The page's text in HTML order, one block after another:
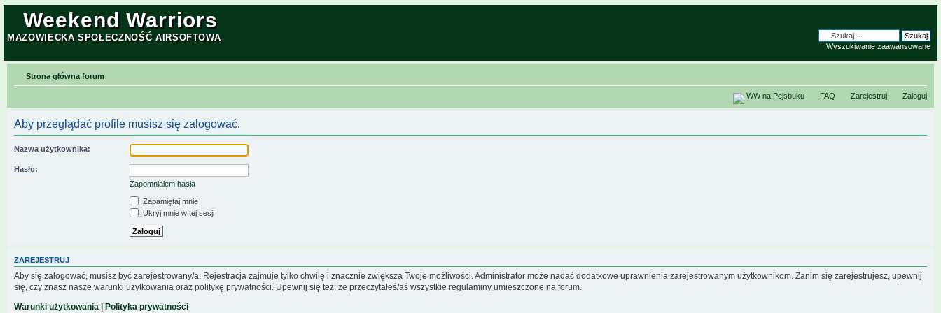
Weekend Warriors
MAZOWIECKA SPOŁECZNOŚĆ AIRSOFTOWA
Wyszukiwanie zaawansowane
Strona główna forum
WW na Pejsbuku FAQ Zarejestruj Zaloguj
Aby przeglądać profile musisz się zalogować.
Nazwa użytkownika:
Hasło:
Zapomniałem hasła
Zapamiętaj mnie
Ukryj mnie w tej sesji
ZAREJESTRUJ
Aby się zalogować, musisz być zarejestrowany/a. Rejestracja zajmuje tylko chwilę i znacznie zwiększa Twoje możliwości. Administrator może nadać dodatkowe uprawnienia zarejestrowanym użytkownikom. Zanim się zarejestrujesz, upewnij
się, czy znasz nasze warunki użytkowania oraz politykę prywatności. Upewnij się też, że przeczytałeś/aś wszystkie regulaminy umieszczone na forum.
Warunki użytkowania
Polityka prywatności